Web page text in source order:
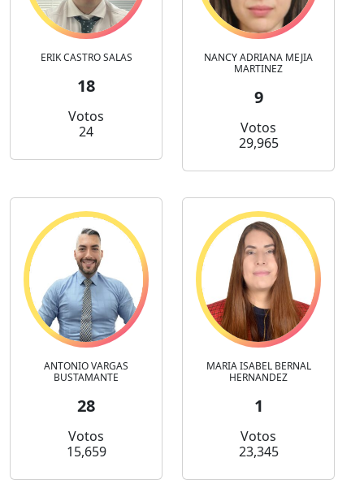
ERIK CASTRO SALAS
18
Votos
24
NANCY ADRIANA MEJIA
MARTINEZ
9
Votos
29,965
ANTONIO VARGAS
BUSTAMANTE
28
Votos
15,659
MARIA ISABEL BERNAL
HERNANDEZ
1
Votos
23,345